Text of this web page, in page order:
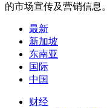
的市场宣传及营销信息。
最新
新加坡
东南亚
国际
中国
财经